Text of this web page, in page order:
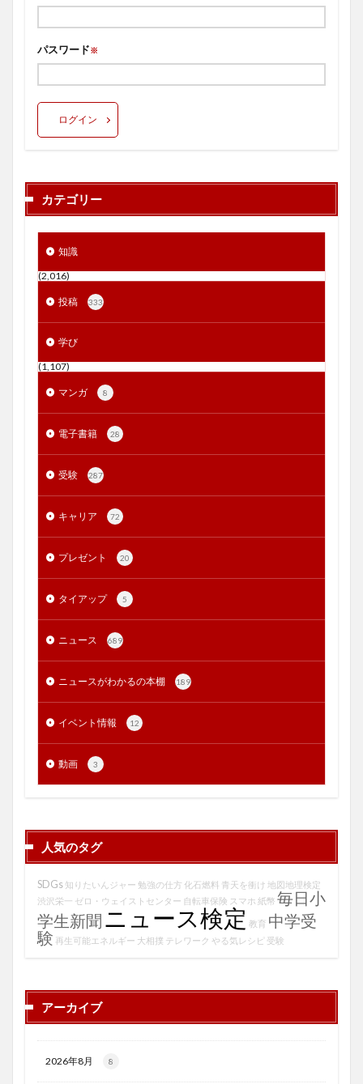
パスワード※
ログイン
カテゴリー
知識
(2,016)
投稿 333
学び
(1,107)
マンガ 8
電子書籍 28
受験 287
キャリア 72
プレゼント 20
タイアップ 5
ニュース 689
ニュースがわかるの本棚 189
イベント情報 12
動画 3
人気のタグ
SDGs 知りたいんジャー 勉強の仕方 化石燃料 青天を衝け 地図地理検定
渋沢栄一 ゼロ・ウェイストセンター 自転車保険 スマホ 紙幣 毎日小
学生新聞 ニュース検定 教育 中学受
験 再生可能エネルギー 大相撲 テレワーク やる気レシピ 受験
アーカイブ
2026年8月 8